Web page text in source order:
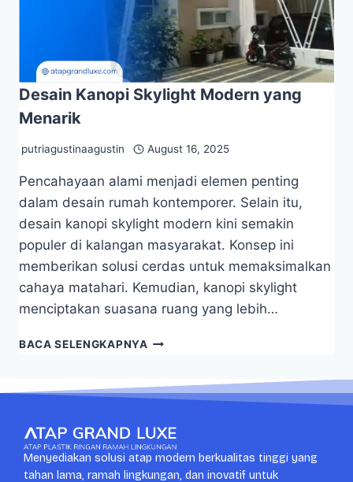
Desain Kanopi Skylight Modern yang
Menarik
putriagustinaagustin August 16, 2025
Pencahayaan alami menjadi elemen penting
dalam desain rumah kontemporer. Selain itu,
desain kanopi skylight modern kini semakin
populer di kalangan masyarakat. Konsep ini
memberikan solusi cerdas untuk memaksimalkan
cahaya matahari. Kemudian, kanopi skylight
menciptakan suasana ruang yang lebih…
BACA SELENGKAPNYA
Menyediakan solusi atap modern berkualitas tinggi yang
tahan lama, ramah lingkungan, dan inovatif untuk